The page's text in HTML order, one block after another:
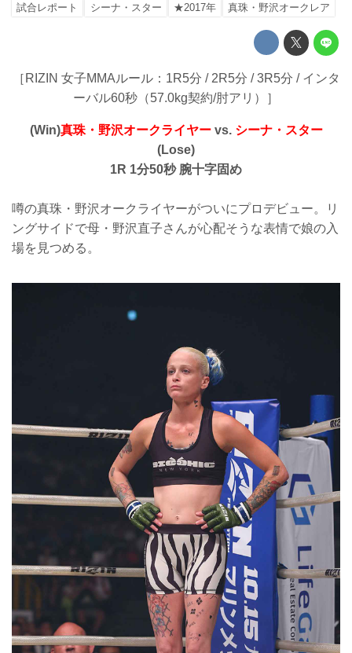
試合レポート シーナ・スター ★2017年 真珠・野沢オークレア
［RIZIN 女子MMAルール：1R5分 / 2R5分 / 3R5分 / インタ
ーバル60秒（57.0kg契約/肘アリ）］
(Win)真珠・野沢オークライヤーvs. シーナ・スター
(Lose)
1R 1分50秒 腕十字固め
噂の真珠・野沢オークライヤーがついにプロデビュー。リ
ングサイドで母・野沢直子さんが心配そうな表情で娘の入
場を見つめる。